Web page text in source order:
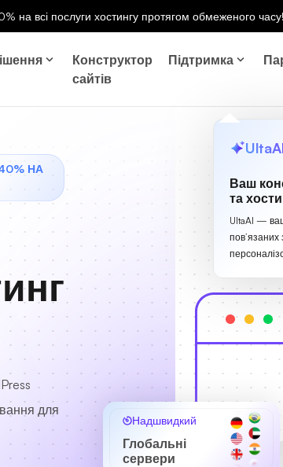
на всі послуги хостингу протягом обмеженого часу!
Конструктор
сайтів
Підтримка
Ваш
та
UltaAI —
НА
для
Надшвидкий
Глобальні
сервери